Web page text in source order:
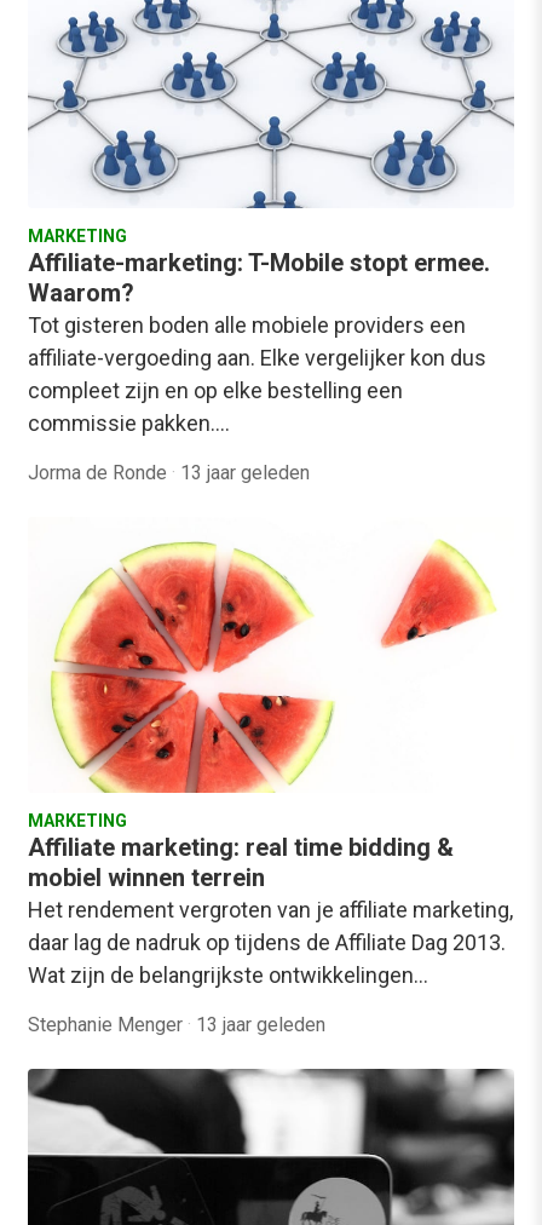
MARKETING
Affiliate-marketing: T-Mobile stopt ermee.
Waarom?
Tot gisteren boden alle mobiele providers een
affiliate-vergoeding aan. Elke vergelijker kon dus
compleet zijn en op elke bestelling een
commissie pakken.…
Jorma de Ronde · 13 jaar geleden
MARKETING
Affiliate marketing: real time bidding &
mobiel winnen terrein
Het rendement vergroten van je affiliate marketing,
daar lag de nadruk op tijdens de Affiliate Dag 2013.
Wat zijn de belangrijkste ontwikkelingen…
Stephanie Menger · 13 jaar geleden